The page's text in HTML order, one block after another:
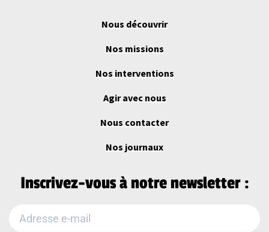
Nous découvrir
Nos missions
Nos interventions
Agir avec nous
Nous contacter
Nos journaux
Inscrivez-vous à notre newsletter :